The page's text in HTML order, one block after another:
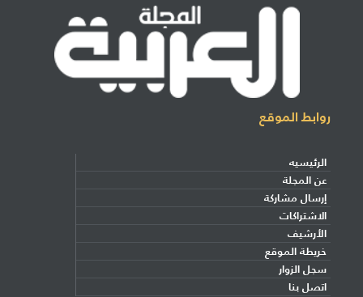
روابط الموقع
الرئيسيه
عن المجلة
إرسال مشاركة
الاشتراكات
الأرشيف
خريطة الموقع
سجل الزوار
اتصل بنا